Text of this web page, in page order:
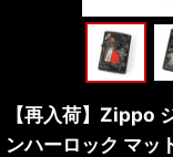
【再入荷】Zippo
ンハーロック マッ